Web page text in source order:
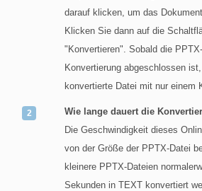
darauf klicken, um das
Klicken Sie dann auf die
"Konvertieren". Sobald die
Konvertierung abgeschlossen
konvertierte Datei mit nur einem
Wie lange dauert die
Die Geschwindigkeit dieses
von der Größe der PPTX-Datei
kleinere PPTX-Dateien
Sekunden in TEXT konvertiert